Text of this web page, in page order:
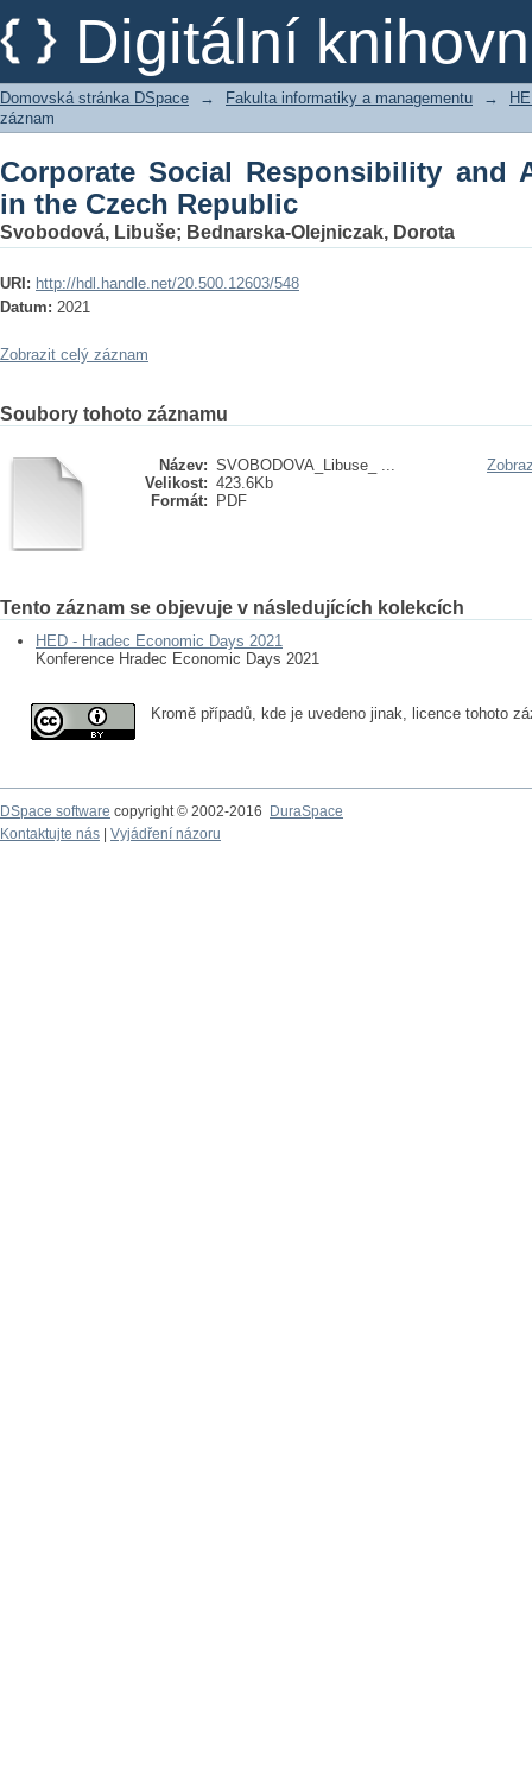
Digitální
Corporate Social Responsibility and
Domovská stránka DSpace → Fakulta informatiky a managementu →
záznam
Corporate Social Responsibility and
in the Czech Republic
Svobodová, Libuše; Bednarska-Olejniczak, Dorota
URI: http://hdl.handle.net/20.500.12603/548
Datum: 2021
Zobrazit celý záznam
Soubory tohoto záznamu
Název: SVOBODOVA_Libuse_ ...
Velikost: 423.6Kb
Formát:
PDF
Tento záznam se objevuje v následujících kolekcích
HED - Hradec Economic Days 2021
Konference Hradec Economic Days 2021
Kromě případů, kde je uvedeno jinak, licence tohoto
DSpace software copyright © 2002-2016
DuraSpace
Kontaktujte nás
Vyjádření názoru